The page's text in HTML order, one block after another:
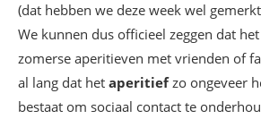
(dat hebben we deze week wel
We kunnen dus officieel zeggen dat
zomerse aperitieven met vrienden of
al lang dat het aperitiefzo ongeveer
bestaat om sociaal contact te